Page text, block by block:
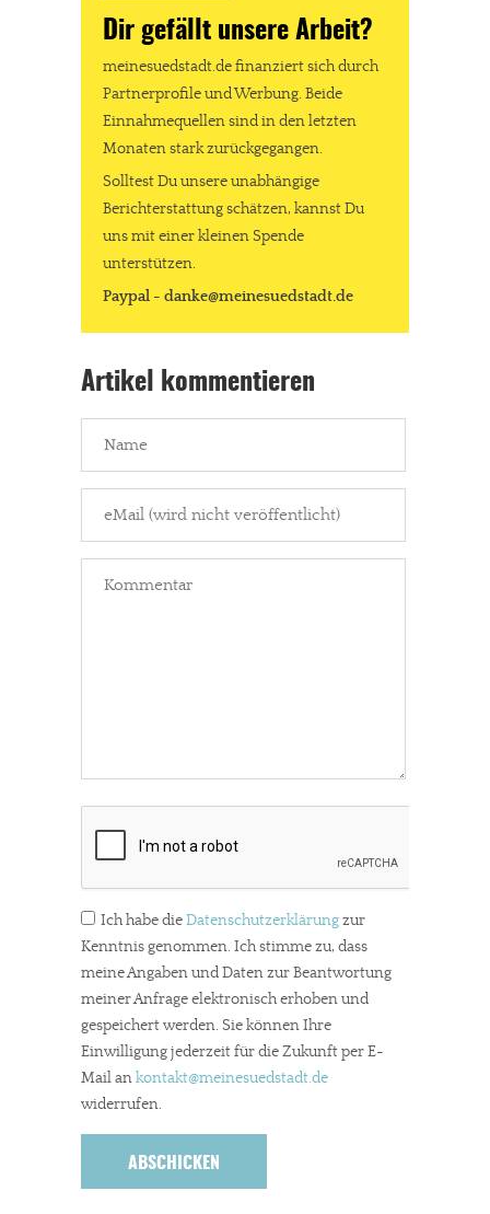
Dir gefällt unsere Arbeit?
meinesuedstadt.de finanziert sich durch
Partnerprofile und Werbung. Beide
Einnahmequellen sind in den letzten
Monaten stark zurückgegangen.
Solltest Du unsere unabhängige
Berichterstattung schätzen, kannst Du
uns mit einer kleinen Spende
unterstützen.
Paypal - danke@meinesuedstadt.de
Artikel kommentieren
Ich habe dieDatenschutzerklärungzur
Kenntnis genommen. Ich stimme zu, dass
meine Angaben und Daten zur Beantwortung
meiner Anfrage elektronisch erhoben und
gespeichert werden. Sie können Ihre
Einwilligung jederzeit für die Zukunft per E-
Mail ankontakt@meinesuedstadt.de
widerrufen.